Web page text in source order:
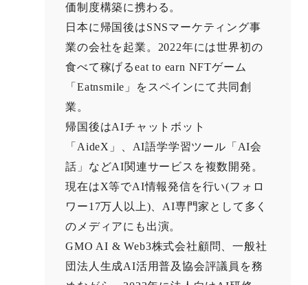
価制度構築に携わる。
日本に帰国後はSNSマーケティング事
業の会社を起業。2022年には世界初の
食べて稼げるeat to earn NFTゲーム
「Eatnsmile」をスペインにて共同創
業。
帰国後はAIチャットボット
「AideX」、AI語学学習ツール「AI会
話」などAI関連サービスを複数開発。
現在はX等でAI情報発信を行い(フォロ
ワー17万人以上)、AI専門家として多く
のメディアにも出演。
GMO AI & Web3株式会社顧問、一般社
団法人生成AI活用普及協会評議員を務